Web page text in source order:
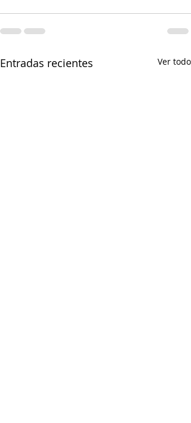
Entradas recientes Ver todo